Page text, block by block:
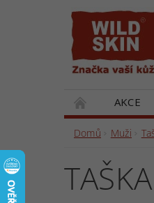
AKCE
DÁRKOVÉ
Domů Muži